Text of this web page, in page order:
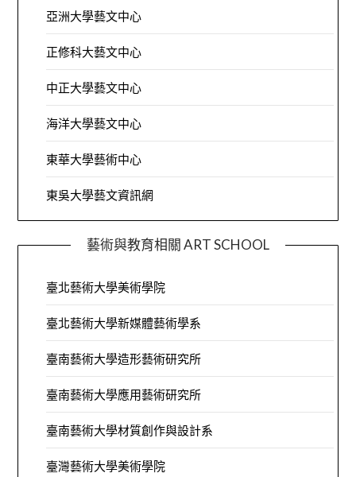
亞洲大學藝文中心
正修科大藝文中心
中正大學藝文中心
海洋大學藝文中心
東華大學藝術中心
東吳大學藝文資訊網
藝術與教育相關 ART SCHOOL
臺北藝術大學美術學院
臺北藝術大學新媒體藝術學系
臺南藝術大學造形藝術研究所
臺南藝術大學應用藝術研究所
臺南藝術大學材質創作與設計系
臺灣藝術大學美術學院